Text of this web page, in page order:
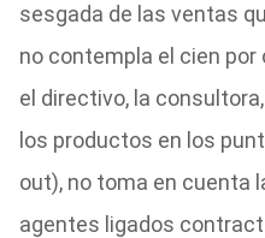
sesgada de las ventas
no contempla el cien por
el directivo, la
los productos en los
out), no toma en cuenta
agentes ligados